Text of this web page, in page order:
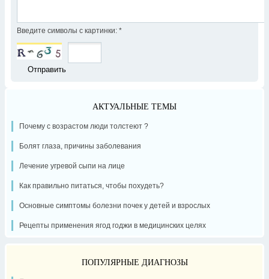
Введите символы с картинки: *
АКТУАЛЬНЫЕ ТЕМЫ
Почему с возрастом люди толстеют ?
Болят глаза, причины заболевания
Лечение угревой сыпи на лице
Как правильно питаться, чтобы похудеть?
Основные симптомы болезни почек у детей и взрослых
Рецепты применения ягод годжи в медицинских целях
ПОПУЛЯРНЫЕ ДИАГНОЗЫ